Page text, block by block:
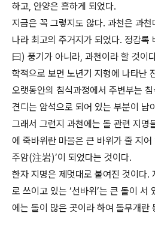
하고, 안양은 흥하게 되었다.
지금은 꼭 그렇지도 않다. 과천은 과천
나라 최고의 주거지가 되었다. 정감록
曰) 풍기가 아니라, 과천이라 할 것이
학적으로 보면 노년기 지형에 나타난
오랫동안의 침식과정에서 주변부는
견디는 암석으로 되어 있는 부분이 남
그래서 그런지 과천에는 돌 관련 지
에 죽바위란 마을은 큰 바위가 줄 지
주암(注岩)’이 되었다는 것이다.
한자 지명은 제멋대로 붙여진 것이다.
로 쓰이고 있는 ‘선바위’는 큰 돌이 서
에는 돌이 많은 곳이라 하여 돌무개란